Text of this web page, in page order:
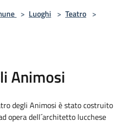
> Luoghi > Teatro >
Animosi
degli Animosi è stato costruito
opera dell´architetto lucchese